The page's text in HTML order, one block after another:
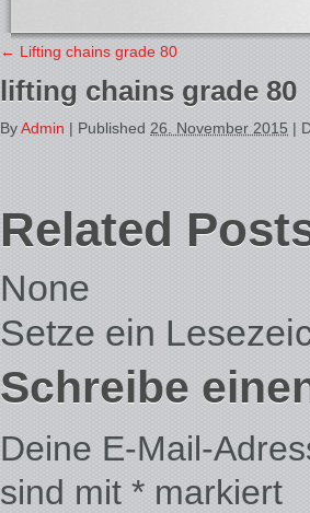
← Lifting chains grade 80
lifting chains grade 80
ByAdmin | Published 26. November 2015 |
Related
None
Setze ein
Schreibe
Deine E-Mail-
sind mit * markiert